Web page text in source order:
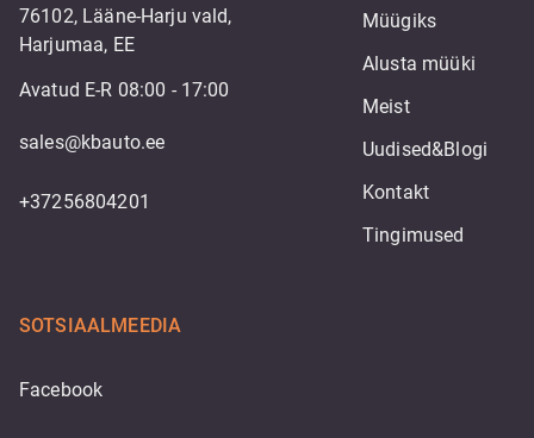
76102, Lääne-Harju vald,
Harjumaa, EE
Avatud E-R 08:00 - 17:00
sales@kbauto.ee
+37256804201
Müügiks
Alusta müüki
Meist
Uudised&Blogi
Kontakt
Tingimused
SOTSIAALMEEDIA
Facebook